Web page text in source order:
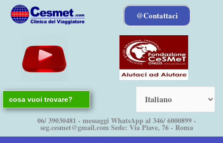
@Contattaci
Search
for:
06/ 39030481 - messaggi WhatsApp al 346/ 6000899 -
seg.cesmet@gmail.com Sede: Via Piave, 76 - Roma